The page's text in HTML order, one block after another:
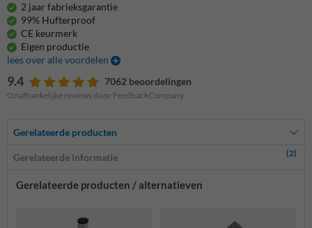
2 jaar fabrieksgarantie
99% Hufterproof
CE keurmerk
Eigen productie
lees over alle voordelen
9.4 7062 beoordelingen
Onafhankelijke reviews door FeedbackCompany
Gerelateerde producten
Gerelateerde informatie (2)
Gerelateerde producten / alternatieven